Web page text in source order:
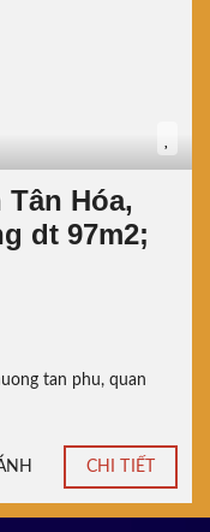
Hóa,
dt 97m2;
tan phu, quan
CHI TIẾT